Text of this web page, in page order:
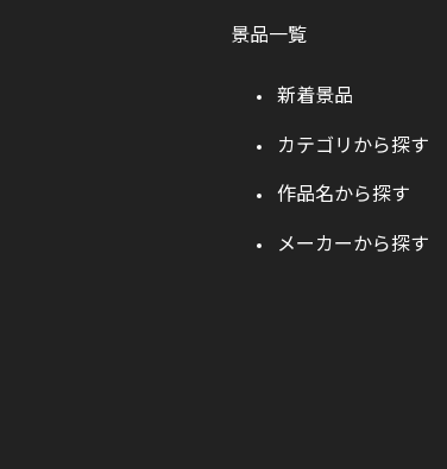
景品一覧
新着景品
カテゴリから探す
作品名から探す
メーカーから探す